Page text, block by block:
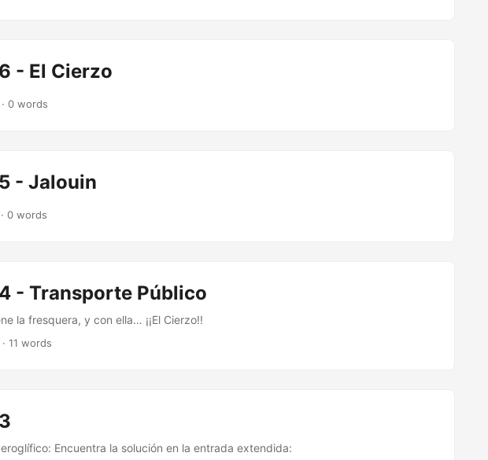
- El Cierzo
· 0 words
- Jalouin
0 words
- Transporte Público
la fresquera, y con ella… ¡¡El Cierzo!!
· 11 words
Encuentra la solución en la entrada extendida: